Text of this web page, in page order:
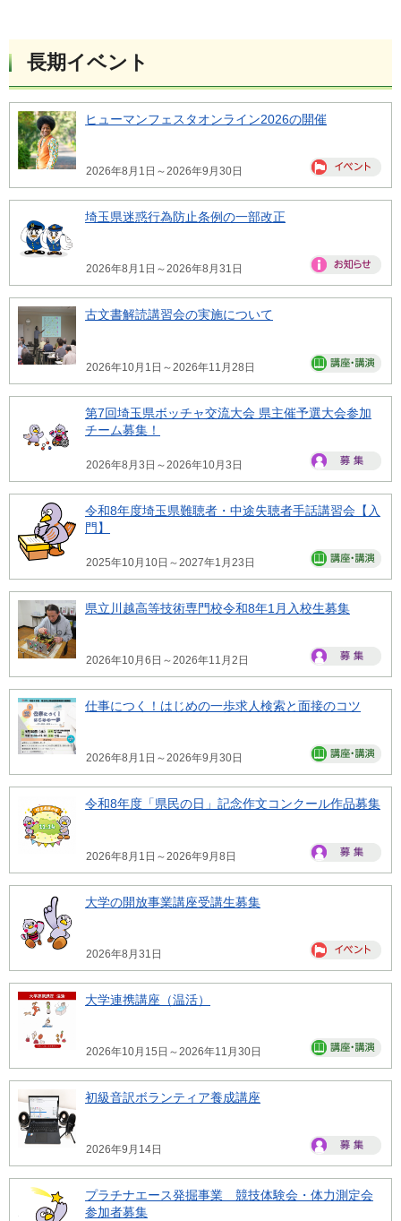
長期イベント
ヒューマンフェスタオンライン2026の開催
2026年8月1日～2026年9月30日
埼玉県迷惑行為防止条例の一部改正
2026年8月1日～2026年8月31日
古文書解読講習会の実施について
2026年10月1日～2026年11月28日
第7回埼玉県ボッチャ交流大会 県主催予選大会参加
チーム募集！
2026年8月3日～2026年10月3日
令和8年度埼玉県難聴者・中途失聴者手話講習会【入
門】
2025年10月10日～2027年1月23日
県立川越高等技術専門校令和8年1月入校生募集
2026年10月6日～2026年11月2日
仕事につく！はじめの一歩求人検索と面接のコツ
2026年8月1日～2026年9月30日
令和8年度「県民の日」記念作文コンクール作品募集
2026年8月1日～2026年9月8日
大学の開放事業講座受講生募集
2026年8月31日
大学連携講座（温活）
2026年10月15日～2026年11月30日
初級音訳ボランティア養成講座
2026年9月14日
プラチナエース発掘事業 競技体験会・体力測定会
参加者募集